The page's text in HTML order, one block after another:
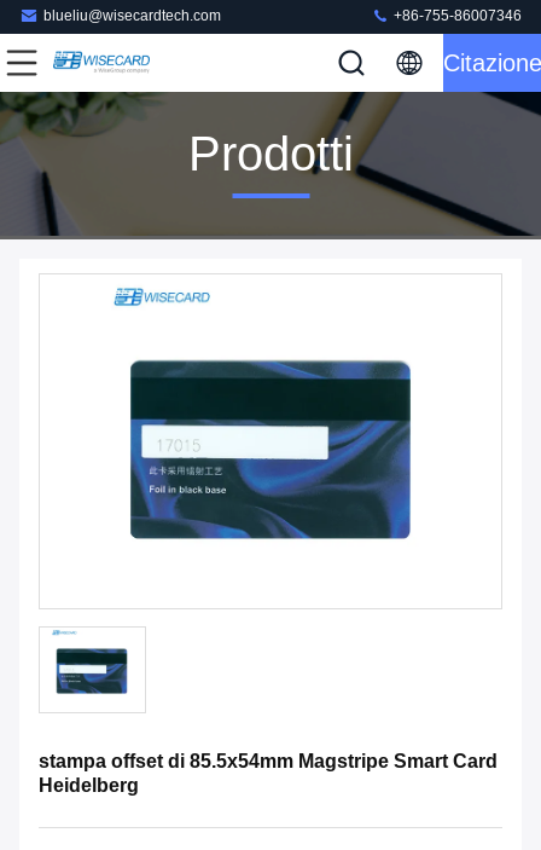
blueliu@wisecardtech.com +86-755-86007346
Citazione
Prodotti
stampa offset di 85.5x54mm Magstripe Smart Card
Heidelberg